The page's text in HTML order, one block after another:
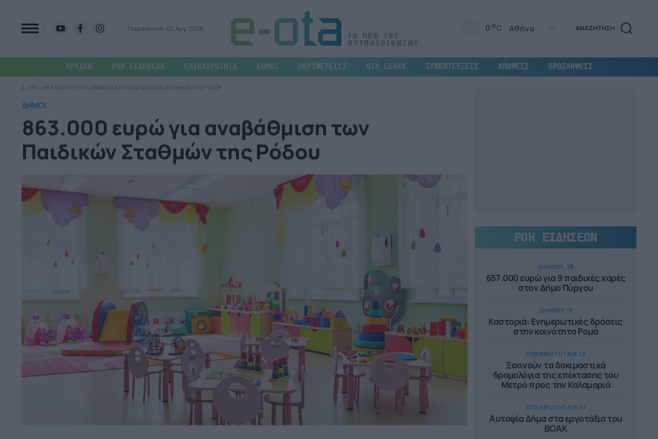
Παρασκευή, 07 Αυγ 2026 0 oC ΑΝΑΖΗΤΗΣΗ
ΑΡΧΙΚΗ ΡΟΗ ΕΙΔΗΣΕΩΝ ΕΠΙΚΑΙΡΟΤΗΤΑ ΔΗΜΟΙ ΠΕΡΙΦΕΡΕΙΕΣ OTA LEAKS ΣΥΝΕΝΤΕΥΞΕΙΣ ΑΠΟΨΕΙΣ ΠΡΟΣΛΗΨΕΙΣ
E-OTA » 863.000 ΕΥΡΩ ΓΙΑ ΑΝΑΒΑΘΜΙΣΗ ΤΩΝ ΠΑΙΔΙΚΩΝ ΣΤΑΘΜΩΝ ΤΗΣ ΡΟΔΟΥ
ΔΗΜΟΙ
863.000 ευρώ για αναβάθμιση των
Παιδικών Σταθμών της Ρόδου
ΡΟΗ ΕΙΔΗΣΕΩΝ
ΔΗΜΟΙ16.28
657.000 ευρώ για 9 παιδικές χαρές
στον Δήμο Πύργου
ΔΗΜΟΙ16.18
Καστοριά: Ενημερωτικές δράσεις
στην κοινότητα Ρομά
ΕΠΙΚΑΙΡΟΤΗΤΑ16.12
Ξεκινούν τα δοκιμαστικά
δρομολόγια της επέκτασης του
Μετρό προς την Καλαμαριά
ΕΠΙΚΑΙΡΟΤΗΤΑ15.57
Αυτοψία Δήμα στα εργοτάξια του
ΒΟΑΚ